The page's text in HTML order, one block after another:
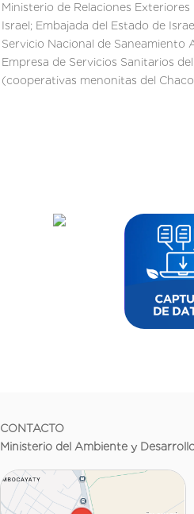
Ministerio de Relaciones
Israel; Embajada del Estado de
Servicio Nacional de Saneamiento
Empresa de Servicios Sanitarios
(cooperativas menonitas del
CONTACTO
Ministerio del Ambiente y